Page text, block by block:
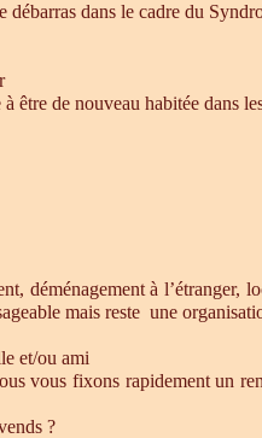
débarras dans le cadre du
être de nouveau habitée dans
déménagement à
mais reste une
et/ou ami
vous fixons rapidement un
?